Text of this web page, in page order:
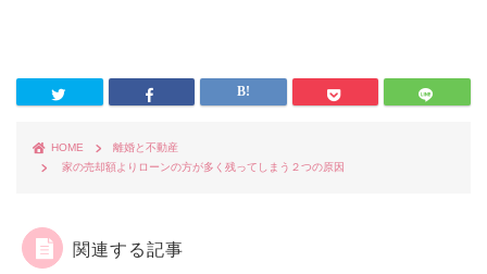
HOME
離婚と不動産
家の売却額よりローンの方が多く残ってしまう２つの原因
関連する記事